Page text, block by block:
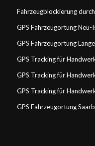
Fahrzeugblockierung
GPS Fahrzeugortung Neu-
GPS Fahrzeugortung
GPS Tracking für
GPS Tracking für
GPS Tracking für
GPS Fahrzeugortung